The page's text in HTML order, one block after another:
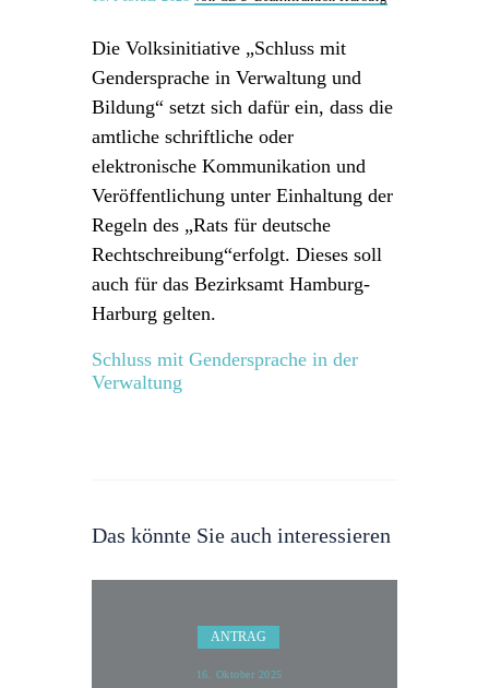
Die Volksinitiative „Schluss mit
Gendersprache in Verwaltung und
Bildung“ setzt sich dafür ein, dass die
amtliche schriftliche oder
elektronische Kommunikation und
Veröffentlichung unter Einhaltung der
Regeln des „Rats für deutsche
Rechtschreibung“erfolgt. Dieses soll
auch für das Bezirksamt Hamburg-
Harburg gelten.
Schluss mit Gendersprache in der
Verwaltung
Das könnte Sie auch interessieren
ANTRAG
16. Oktober 2025